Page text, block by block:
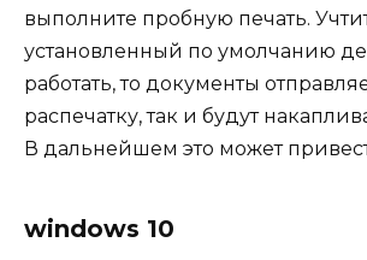
выполните пробную печать.
установленный по умолчанию
работать, то документы
распечатку, так и будут
В дальнейшем это может
windows 10